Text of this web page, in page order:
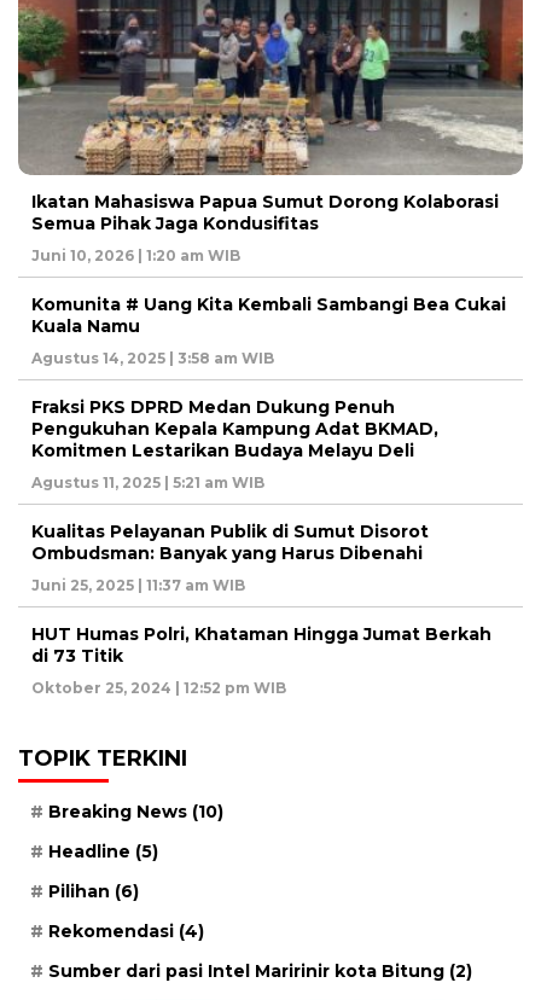
Ikatan Mahasiswa Papua Sumut Dorong Kolaborasi
Semua Pihak Jaga Kondusifitas
Juni 10, 2026 | 1:20 am WIB
Komunita # Uang Kita Kembali Sambangi Bea Cukai
Kuala Namu
Agustus 14, 2025 | 3:58 am WIB
Fraksi PKS DPRD Medan Dukung Penuh
Pengukuhan Kepala Kampung Adat BKMAD,
Komitmen Lestarikan Budaya Melayu Deli
Agustus 11, 2025 | 5:21 am WIB
Kualitas Pelayanan Publik di Sumut Disorot
Ombudsman: Banyak yang Harus Dibenahi
Juni 25, 2025 | 11:37 am WIB
HUT Humas Polri, Khataman Hingga Jumat Berkah
di 73 Titik
Oktober 25, 2024 | 12:52 pm WIB
TOPIK TERKINI
Breaking News (10)
Headline (5)
Pilihan (6)
Rekomendasi (4)
Sumber dari pasi Intel Maririnir kota Bitung (2)